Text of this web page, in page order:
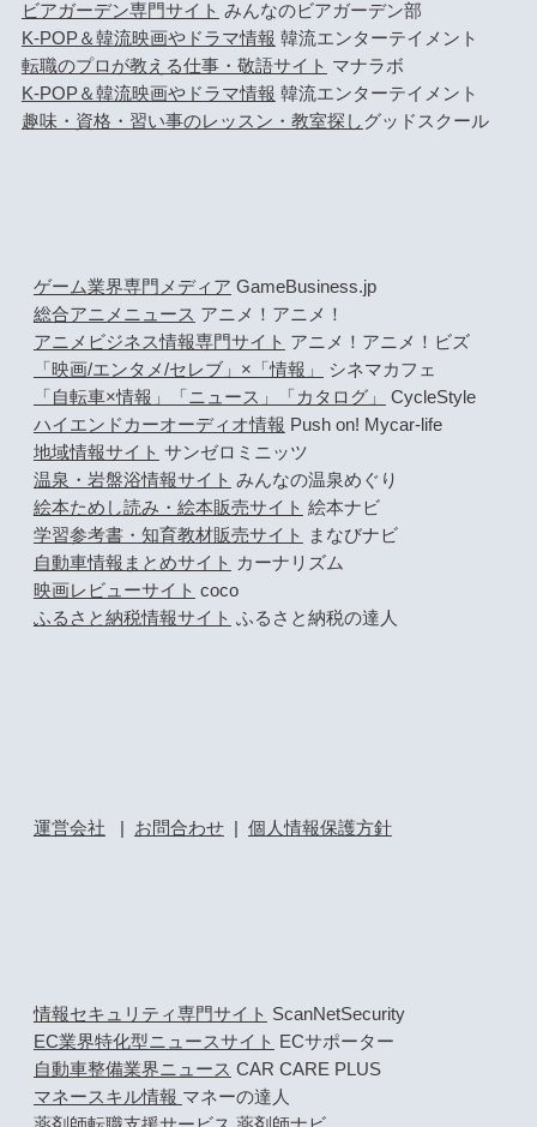
ビアガーデン専門サイト みんなのビアガーデン部
K-POP＆韓流映画やドラマ情報 韓流エンターテイメント
転職のプロが教える仕事・敬語サイト マナラボ
K-POP＆韓流映画やドラマ情報 韓流エンターテイメント
趣味・資格・習い事のレッスン・教室探しグッドスクール
ゲーム業界専門メディア GameBusiness.jp
総合アニメニュース アニメ！アニメ！
アニメビジネス情報専門サイト アニメ！アニメ！ビズ
「映画/エンタメ/セレブ」×「情報」
シネマカフェ
「自転車×情報」「ニュース」「カタログ」
CycleStyle
ハイエンドカーオーディオ情報 Push on! Mycar-life
地域情報サイト サンゼロミニッツ
温泉・岩盤浴情報サイト みんなの温泉めぐり
絵本ためし読み・絵本販売サイト 絵本ナビ
学習参考書・知育教材販売サイト
まなびナビ
自動車情報まとめサイト カーナリズム
映画レビューサイト coco
ふるさと納税情報サイト ふるさと納税の達人
運営会社 お問合わせ| 個人情報保護方針
情報セキュリティ専門サイト ScanNetSecurity
EC業界特化型ニュースサイト ECサポーター
自動車整備業界ニュース CAR CARE PLUS
マネースキル情報 マネーの達人